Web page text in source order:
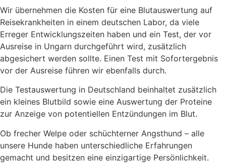
Wir übernehmen die Kosten für eine Blutauswertung auf
Reisekrankheiten in einem deutschen Labor, da viele
Erreger Entwicklungszeiten haben und ein Test, der vor
Ausreise in Ungarn durchgeführt wird, zusätzlich
abgesichert werden sollte. Einen Test mit Sofortergebnis
vor der Ausreise führen wir ebenfalls durch.
Die Testauswertung in Deutschland beinhaltet zusätzlich
ein kleines Blutbild sowie eine Auswertung der Proteine
zur Anzeige von potentiellen Entzündungen im Blut.
Ob frecher Welpe oder schüchterner Angsthund – alle
unsere Hunde haben unterschiedliche Erfahrungen
gemacht und besitzen eine einzigartige Persönlichkeit.